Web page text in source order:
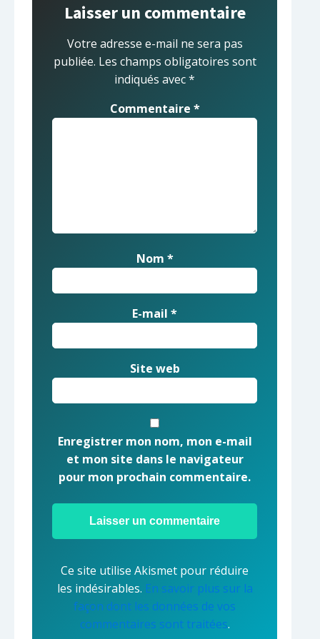
Laisser un commentaire
Votre adresse e-mail ne sera pas
publiée. Les champs obligatoires sont
indiqués avec*
Commentaire *
Nom *
E-mail *
Site web
Enregistrer mon nom, mon e-mail
et mon site dans le navigateur
pour mon prochain commentaire.
Ce site utilise Akismet pour réduire
les indésirables. En savoir plus sur la
façon dont les données de vos
commentaires sont traitées.